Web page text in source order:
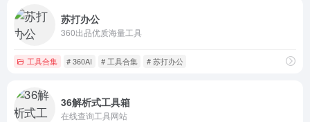
苏打办公
360出品优质海量工具
工具合集 # 360AI # 工具合集 # 苏打办公
36解析式工具箱
在线查询工具网站